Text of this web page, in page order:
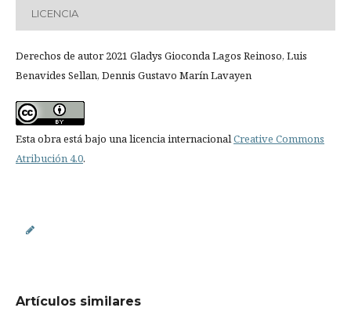
LICENCIA
Derechos de autor 2021 Gladys Gioconda Lagos Reinoso, Luis
Benavides Sellan, Dennis Gustavo Marín Lavayen
Esta obra está bajo una licencia internacionalCreative Commons
Atribución 4.0.
Artículos similares